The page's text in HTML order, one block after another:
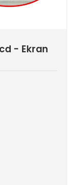
- Ekran